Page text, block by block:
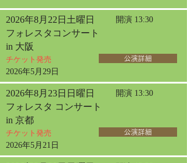
2026年8月22日土曜日 開演 13:30
フォレスタコンサート
in 大阪
チケット発売
2026年5月29日
公演詳細
2026年8月23日日曜日 開演 13:30
フォレスタ コンサート
in 京都
チケット発売
2026年5月21日
公演詳細